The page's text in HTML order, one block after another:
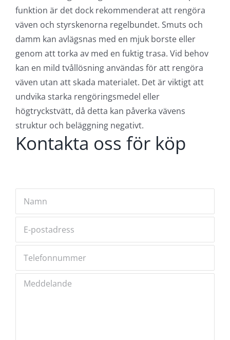
innebär att den är perforerad med små hål. Detta
ger en behaglig balans mellan solskydd och
genomskinlighet, vilket gör att man kan se ut
samtidigt som direkt solljus blockeras. Väven finns i
olika färger och tätheter för att passa specifika
behov av ljusinsläpp och insynsskydd.
Underhåll och hållbarhet
Zipscreen är konstruerad för att vara underhållsfri
väven och styrskenorna regelbundet. Smuts och
damm kan avlägsnas med en mjuk borste eller
genom att torka av med en fuktig trasa. Vid behov
kan en mild tvållösning användas för att rengöra
väven utan att skada materialet. Det är viktigt att
undvika starka rengöringsmedel eller
högtryckstvätt, då detta kan påverka vävens
struktur och beläggning negativt.